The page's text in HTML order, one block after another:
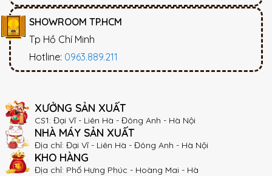
SHOWROOM TP.HCM
Tp Hồ Chí Minh
Hotline: 0963.889.211
XƯỞNG SẢN XUẤT
CS1: Đại Vĩ - Liên Hà - Đông Anh - Hà Nội
NHÀ MÁY SẢN XUẤT
Địa chỉ: Đại Vĩ - Liên Hà - Đông Anh - Hà Nội
KHO HÀNG
Địa chỉ: Phố Hưng Phúc - Hoàng Mai - Hà